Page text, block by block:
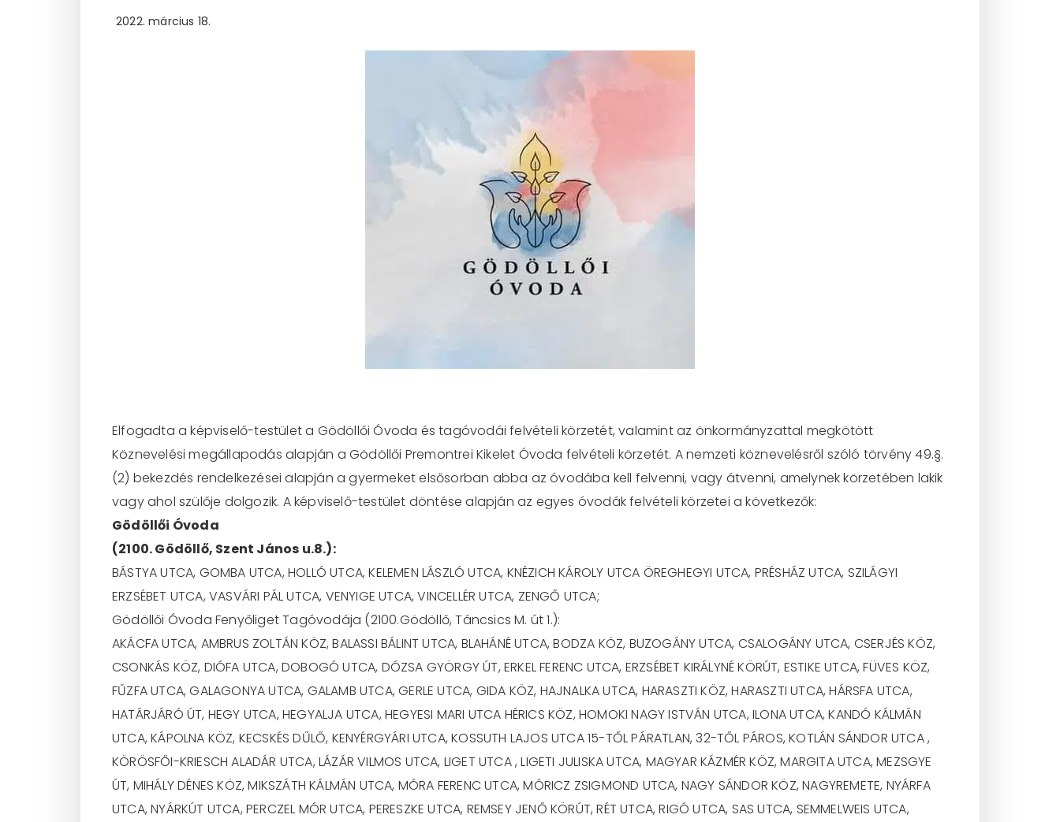
2022. március 18.
Elfogadta a képviselő-testület a Gödöllői Óvoda és tagóvodái felvételi körzetét, valamint az önkormányzattal megkötött
Köznevelési megállapodás alapján a Gödöllői Premontrei Kikelet Óvoda felvételi körzetét. A nemzeti köznevelésről szóló törvény 49.§.
(2) bekezdés rendelkezései alapján a gyermeket elsősorban abba az óvodába kell felvenni, vagy átvenni, amelynek körzetében lakik
vagy ahol szülője dolgozik. A képviselő-testület döntése alapján az egyes óvodák felvételi körzetei a következők:
Gödöllői Óvoda
(2100. Gödöllő, Szent János u.8.):
BÁSTYA UTCA, GOMBA UTCA, HOLLÓ UTCA, KELEMEN LÁSZLÓ UTCA, KNÉZICH KÁROLY UTCA ÖREGHEGYI UTCA, PRÉSHÁZ UTCA, SZILÁGYI
ERZSÉBET UTCA, VASVÁRI PÁL UTCA, VENYIGE UTCA, VINCELLÉR UTCA, ZENGŐ UTCA;
Gödöllői Óvoda Fenyőliget Tagóvodája (2100.Gödöllő, Táncsics M. út 1.):
AKÁCFA UTCA, AMBRUS ZOLTÁN KÖZ, BALASSI BÁLINT UTCA, BLAHÁNÉ UTCA, BODZA KÖZ, BUZOGÁNY UTCA, CSALOGÁNY UTCA, CSERJÉS KÖZ,
CSONKÁS KÖZ, DIÓFA UTCA, DOBOGÓ UTCA, DÓZSA GYÖRGY ÚT, ERKEL FERENC UTCA, ERZSÉBET KIRÁLYNÉ KÖRÚT, ESTIKE UTCA, FÜVES KÖZ,
FŰZFA UTCA, GALAGONYA UTCA, GALAMB UTCA, GERLE UTCA, GIDA KÖZ, HAJNALKA UTCA, HARASZTI KÖZ, HARASZTI UTCA, HÁRSFA UTCA,
HATÁRJÁRÓ ÚT, HEGY UTCA, HEGYALJA UTCA, HEGYESI MARI UTCA HÉRICS KÖZ, HOMOKI NAGY ISTVÁN UTCA, ILONA UTCA, KANDÓ KÁLMÁN
UTCA, KÁPOLNA KÖZ, KECSKÉS DŰLŐ, KENYÉRGYÁRI UTCA, KOSSUTH LAJOS UTCA 15-TŐL PÁRATLAN, 32-TŐL PÁROS, KOTLÁN SÁNDOR UTCA ,
KÖRÖSFŐI-KRIESCH ALADÁR UTCA, LÁZÁR VILMOS UTCA, LIGET UTCA , LIGETI JULISKA UTCA, MAGYAR KÁZMÉR KÖZ, MARGITA UTCA, MEZSGYE
ÚT, MIHÁLY DÉNES KÖZ, MIKSZÁTH KÁLMÁN UTCA, MÓRA FERENC UTCA, MÓRICZ ZSIGMOND UTCA, NAGY SÁNDOR KÖZ, NAGYREMETE, NYÁRFA
UTCA, NYÁRKÚT UTCA, PERCZEL MÓR UTCA, PERESZKE UTCA, REMSEY JENŐ KÖRÚT, RÉT UTCA, RIGÓ UTCA, SAS UTCA, SEMMELWEIS UTCA,